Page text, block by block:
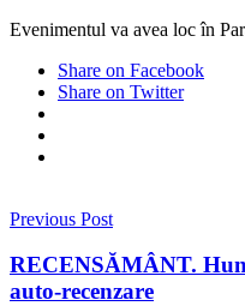
Evenimentul va avea loc în
Share on Facebook
Share on Twitter
Previous Post
RECENSĂMÂNT.
auto-recenzare